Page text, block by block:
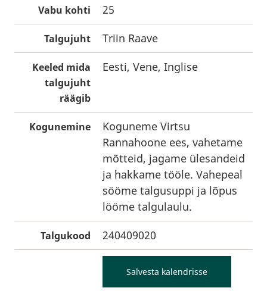
Vabu kohti 25
Talgujuht Triin Raave
Keeled mida
talgujuht
räägib
Eesti, Vene, Inglise
Kogunemine
Koguneme Virtsu
Rannahoone ees, vahetame
mõtteid, jagame ülesandeid
ja hakkame tööle. Vahepeal
sööme talgusuppi ja lõpus
lööme talgulaulu.
Talgukood 240409020
Salvesta kalendrisse